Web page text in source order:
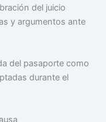
del juicio
y argumentos ante
del pasaporte como
durante el